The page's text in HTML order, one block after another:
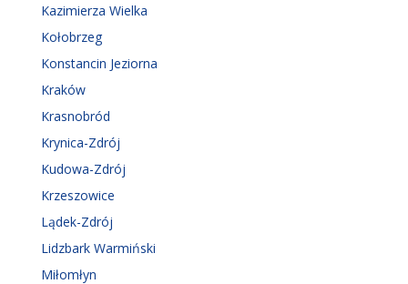
Kazimierza Wielka
Kołobrzeg
Konstancin Jeziorna
Kraków
Krasnobród
Krynica-Zdrój
Kudowa-Zdrój
Krzeszowice
Lądek-Zdrój
Lidzbark Warmiński
Miłomłyn